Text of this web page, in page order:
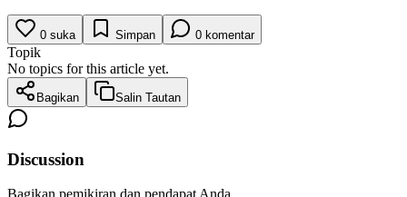
0 suka Simpan 0 komentar
Topik
No topics for this article yet.
Bagikan Salin Tautan
Discussion